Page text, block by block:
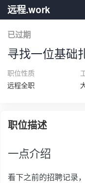
远程.work
已过期
寻找一位基础
职位性质
远程全职
职位描述
一点介绍
看下之前的招聘记录